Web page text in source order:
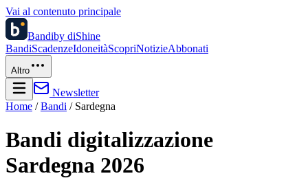
Vai al contenuto principale
Bandiby diShine
BandiScadenzeIdoneitàScopriNotizieAbbonati
Altro
Newsletter
Home /Bandi / Sardegna
Bandi digitalizzazione
Sardegna 2026